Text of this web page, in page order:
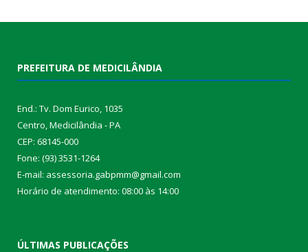
PREFEITURA DE MEDICILÂNDIA
End.: Tv. Dom Eurico, 1035
Centro, Medicilândia - PA
CEP: 68145-000
Fone: (93) 3531-1264
E-mail: assessoria.gabpmm@gmail.com
Horário de atendimento: 08:00 às 14:00
ÚLTIMAS PUBLICAÇÕES